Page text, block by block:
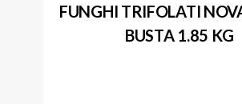
FUNGHI TRIFOLATI
BUSTA 1.85 KG